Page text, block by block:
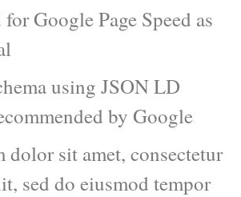
Google Page Speed as
using JSON LD
by Google
dolor sit amet, consectetur
sed do eiusmod tempor